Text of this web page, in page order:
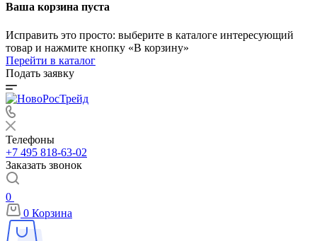
Ваша корзина пуста
Исправить это просто: выберите в каталоге интересующий
товар и нажмите кнопку «В корзину»
Перейти в каталог
Подать заявку
Телефоны
+7 495 818-63-02
Заказать звонок
0
0 Корзина